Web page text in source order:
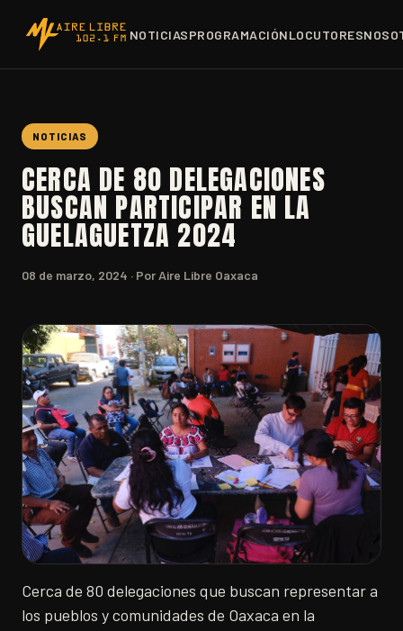
NOTICIASPROGRAMACIÓNLOCUTORES
NOTICIAS
CERCA DE 80 DELEGACIONES
BUSCAN PARTICIPAR EN LA
GUELAGUETZA 2024
08 de marzo, 2024 · Por Aire Libre Oaxaca
Cerca de 80 delegaciones que buscan representar a
los pueblos y comunidades de Oaxaca en la